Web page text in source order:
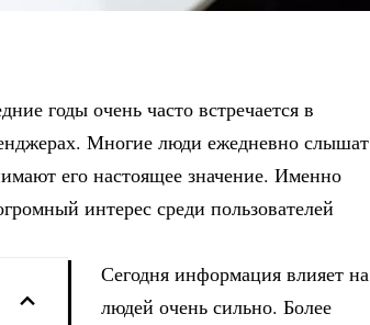
годы очень часто встречается в
Многие люди ежедневно слышат
его настоящее значение. Именно
интерес среди пользователей
Сегодня информация влияет на
людей очень сильно. Более